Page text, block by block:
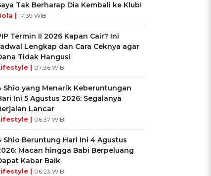
Tak Berharap Dia Kembali ke Klub!
| 17:39 WIB
Termin II 2026 Kapan Cair? Ini
Lengkap dan Cara Ceknya agar
Tidak Hangus!
| 07:36 WIB
Shio yang Menarik Keberuntungan
Ini 5 Agustus 2026: Segalanya
Lancar
| 06:37 WIB
Shio Beruntung Hari Ini 4 Agustus
Macan hingga Babi Berpeluang
Kabar Baik
| 06:23 WIB